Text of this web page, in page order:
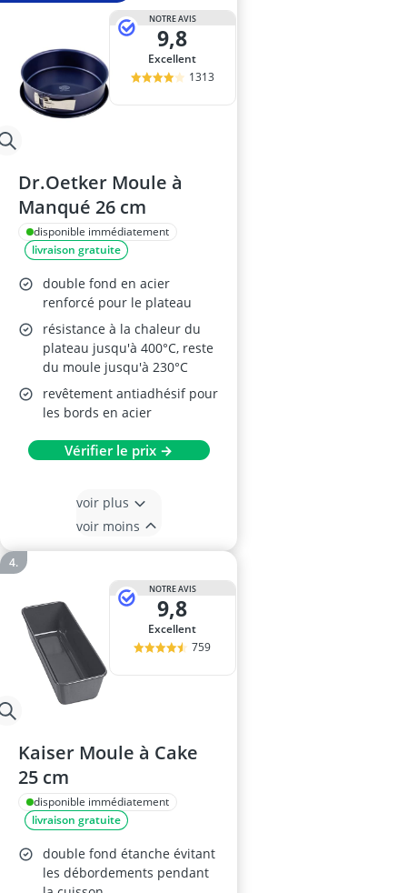
NOTRE AVIS
9,8
Excellent
1313
Dr.Oetker Moule à
Manqué 26 cm
disponible immédiatement
livraison gratuite
double fond en acier
renforcé pour le plateau
résistance à la chaleur du
plateau jusqu'à 400°C, reste
du moule jusqu'à 230°C
revêtement antiadhésif pour
les bords en acier
Vérifier le prix →
voir plus
voir moins
NOTRE AVIS
9,8
Excellent
759
Kaiser Moule à Cake
25 cm
disponible immédiatement
livraison gratuite
double fond étanche évitant
les débordements pendant